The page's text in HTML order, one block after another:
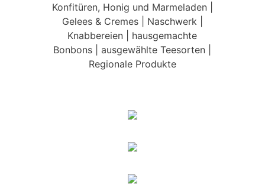
Konfitüren, Honig und Marmeladen |
Gelees & Cremes | Naschwerk |
Knabbereien | hausgemachte
Bonbons | ausgewählte Teesorten |
Regionale Produkte